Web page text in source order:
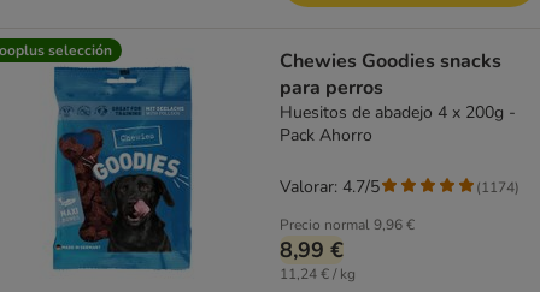
selección
Chewies Goodies snacks
para perros
Huesitos de abadejo 4 x 200g -
Pack Ahorro
Precio normal9,96 €
8,99 €
11,24 € / kg
Valorar: 4.7/5 (1174)